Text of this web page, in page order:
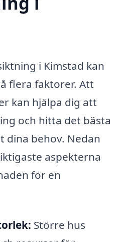
i Kimstad kan
flera faktorer. Att
kan hjälpa dig att
och hitta det bästa
dina behov. Nedan
aspekterna
för en
Större hus